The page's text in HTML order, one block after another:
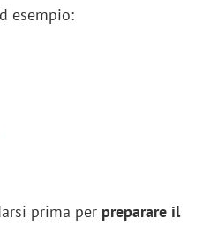
esempio:
prima per preparare il